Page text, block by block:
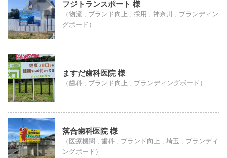
フジトランスポート 様
（物流 , ブランド向上 , 採用 , 神奈川 , ブランディン
グボード）
ますだ歯科医院 様
（歯科 , ブランド向上 , ブランディングボード）
落合歯科医院 様
（医療機関 , 歯科 , ブランド向上 , 埼玉 , ブランディ
ングボード）